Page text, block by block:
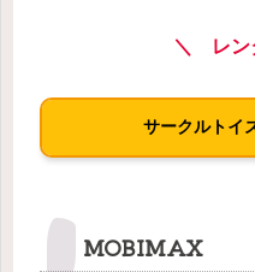
＼ レン
サークルトイ
MOBIMAX